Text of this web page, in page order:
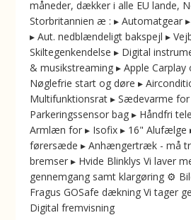
måneder, dækker i alle EU lande,
Storbritannien æ : ▸ Automatgear
▸ Aut. nedblændeligt bakspejl ▸
Skiltegenkendelse ▸ Digital
& musikstreaming ▸ Apple
Nøglefrie start og døre ▸
Multifunktionsrat ▸ Sædevarme for
Parkeringssensor bag ▸ Håndfri
Armlæn for ▸ Isofix ▸ 16" Alufælge
førersæde ▸ Anhængertræk - må
bremser ▸ Hvide Blinklys Vi laver
gennemgang samt klargøring ⚙️
Fragus GOSafe dækning Vi tager
Digital fremvisning